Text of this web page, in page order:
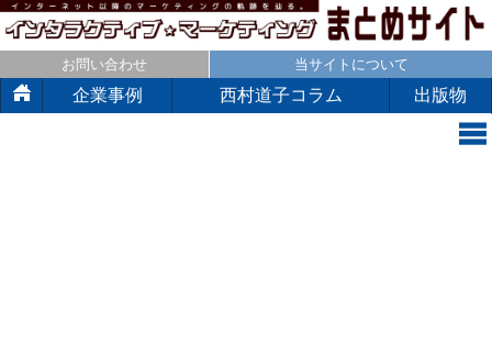
お問い合わせ 当サイトについて
企業事例 西村道子コラム 出版物